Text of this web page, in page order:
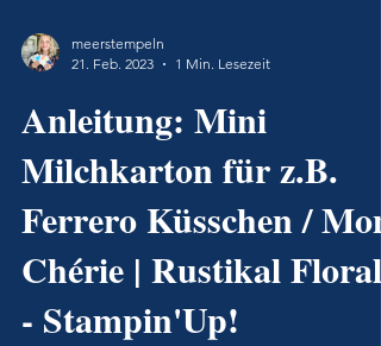
meerstempeln
21. Feb. 2023
1 Min. Lesezeit
Anleitung: Mini
Milchkarton für z.B.
Ferrero Küsschen / Mon
Chérie | Rustikal Floral
- Stampin'Up!